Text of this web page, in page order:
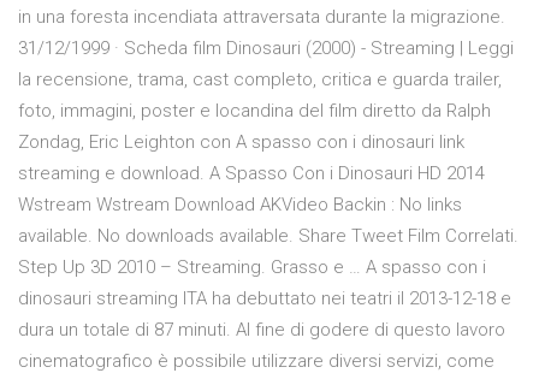
in una foresta incendiata attraversata durante la migrazione.
31/12/1999 · Scheda film Dinosauri (2000) - Streaming | Leggi
la recensione, trama, cast completo, critica e guarda trailer,
foto, immagini, poster e locandina del film diretto da Ralph
Zondag, Eric Leighton con A spasso con i dinosauri link
streaming e download. A Spasso Con i Dinosauri HD 2014
Wstream Wstream Download AKVideo Backin : No links
available. No downloads available. Share Tweet Film Correlati.
Step Up 3D 2010 – Streaming. Grasso e … A spasso con i
dinosauri streaming ITA ha debuttato nei teatri il 2013-12-18 e
dura un totale di 87 minuti. Al fine di godere di questo lavoro
cinematografico è possibile utilizzare diversi servizi, come